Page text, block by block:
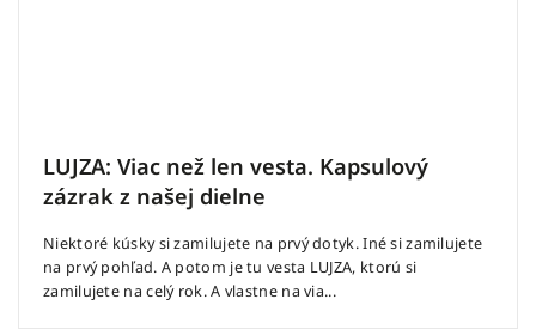
LUJZA: Viac než len vesta. Kapsulový
zázrak z našej dielne
Niektoré kúsky si zamilujete na prvý dotyk. Iné si zamilujete
na prvý pohľad. A potom je tu vesta LUJZA, ktorú si
zamilujete na celý rok. A vlastne na via...